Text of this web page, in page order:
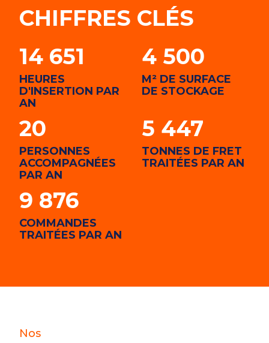
CHIFFRES CLÉS
14 651
HEURES
D'INSERTION PAR
AN
4 500
M² DE SURFACE
DE STOCKAGE
20
PERSONNES
ACCOMPAGNÉES
PAR AN
5 447
TONNES DE FRET
TRAITÉES PAR AN
9 876
COMMANDES
TRAITÉES PAR AN
Nos